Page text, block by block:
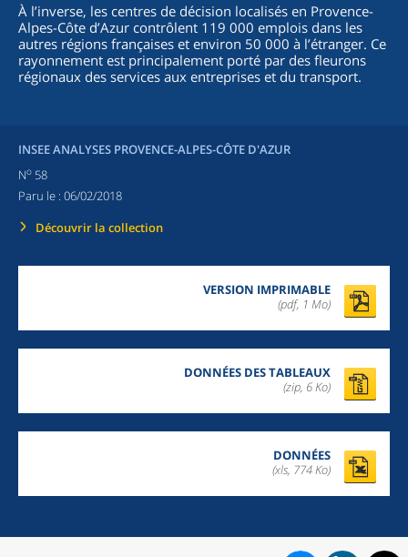
À l’inverse, les centres de décision localisés en Provence-
Alpes-Côte d’Azur contrôlent 119 000 emplois dans les
autres régions françaises et environ 50 000 à l’étranger. Ce
rayonnement est principalement porté par des fleurons
régionaux des services aux entreprises et du transport.
INSEE ANALYSES PROVENCE-ALPES-CÔTE D'AZUR
No 58
Paru le : 06/02/2018
Découvrir la collection
VERSION IMPRIMABLE
(pdf, 1 Mo)
DONNÉES DES TABLEAUX
(zip, 6 Ko)
DONNÉES
(xls, 774 Ko)